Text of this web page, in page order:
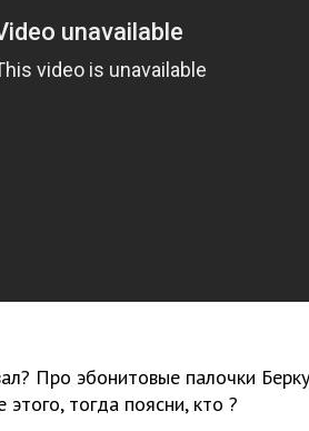
Про эбонитовые палочки
тогда поясни, кто ?